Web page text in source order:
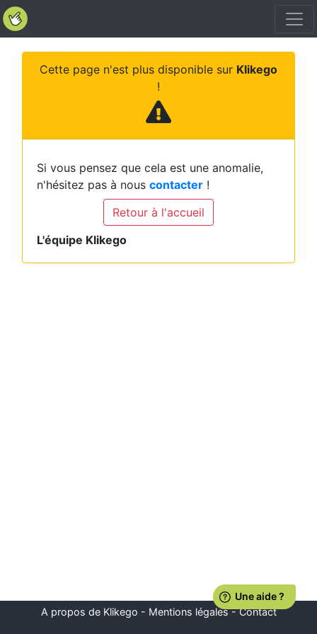
Cette page n'est plus disponible sur Klikego
!
Si vous pensez que cela est une anomalie,
n'hésitez pas à nous contacter !
Retour à l'accueil
L'équipe Klikego
A propos de Klikego - Mentions légales-Contact